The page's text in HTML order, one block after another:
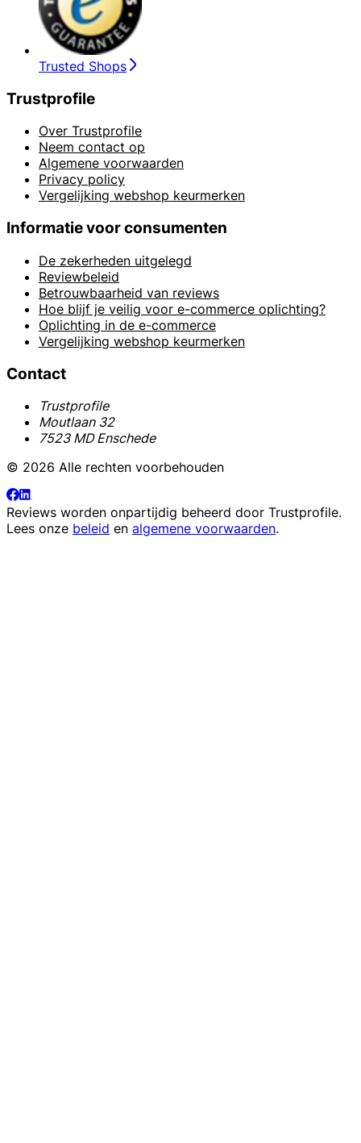
Trusted Shops
Trustprofile
Over Trustprofile
Neem contact op
Algemene voorwaarden
Privacy policy
Vergelijking webshop keurmerken
Informatie voor consumenten
De zekerheden uitgelegd
Reviewbeleid
Betrouwbaarheid van reviews
Hoe blijf je veilig voor e-commerce oplichting?
Oplichting in de e-commerce
Vergelijking webshop keurmerken
Contact
Trustprofile
Moutlaan 32
7523 MD Enschede
© 2026 Alle rechten voorbehouden
Reviews worden onpartijdig beheerd door Trustprofile.
Lees onze beleid en algemene voorwaarden.